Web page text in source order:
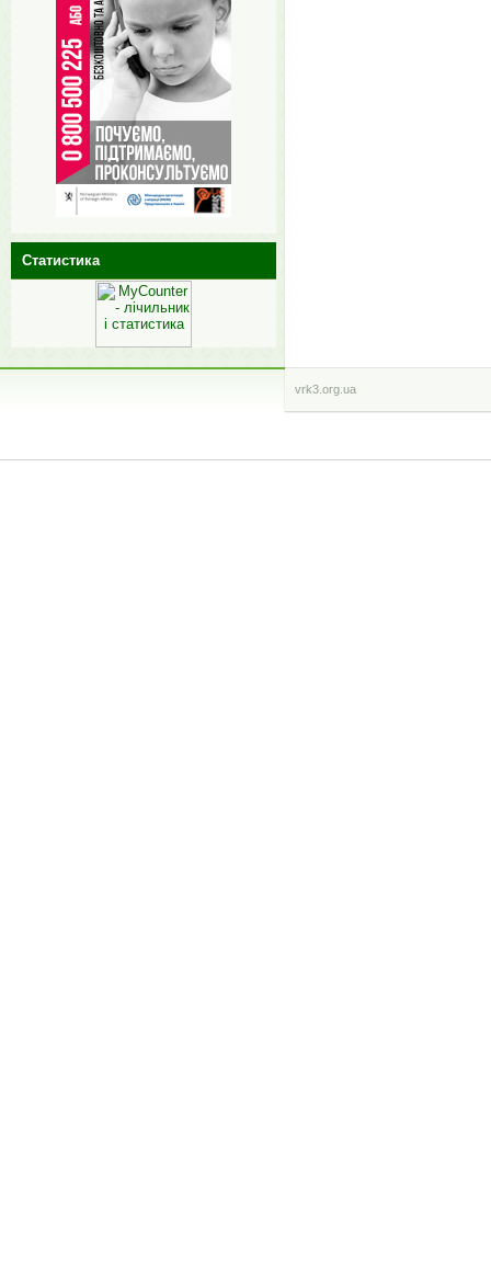
Статистика
vrk3.org.ua